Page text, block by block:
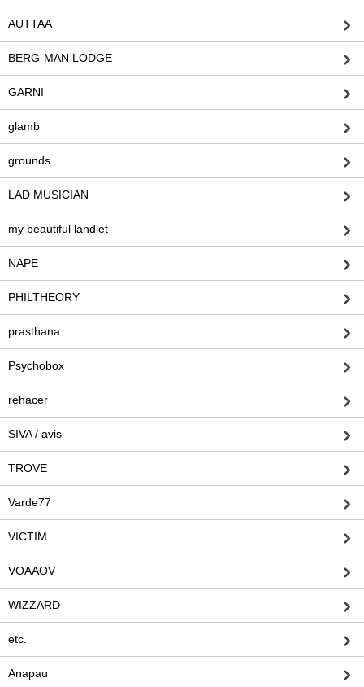
AUTTAA
BERG-MAN LODGE
GARNI
glamb
grounds
LAD MUSICIAN
my beautiful landlet
NAPE_
PHILTHEORY
prasthana
Psychobox
rehacer
SIVA / avis
TROVE
Varde77
VICTIM
VOAAOV
WIZZARD
etc.
Anapau